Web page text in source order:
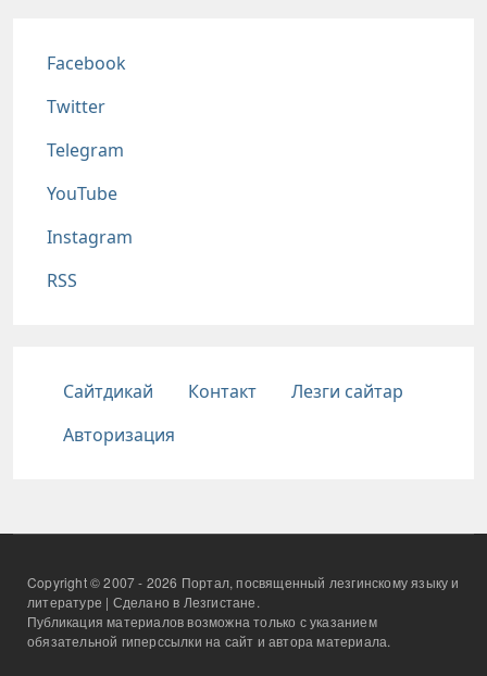
Соц сети
Facebook
Twitter
Telegram
YouTube
Instagram
RSS
Подвал
Сайтдикай Контакт
Лезги сайтар
Авторизация
Copyright © 2007 - 2026 Портал, посвященный лезгинскому языку и
литературе | Сделано в Лезгистане.
Публикация материалов возможна только с указанием
обязательной гиперссылки на сайт и автора материала.